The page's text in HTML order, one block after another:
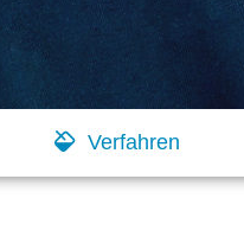
Verfahren